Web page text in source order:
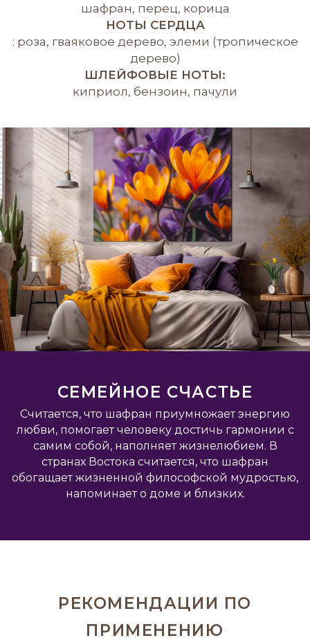
шафран, перец, корица
НОТЫ СЕРДЦА
: роза, гваяковое дерево, элеми (тропическое
дерево)
ШЛЕЙФОВЫЕ НОТЫ:
киприол, бензоин, пачули
СЕМЕЙНОЕ СЧАСТЬЕ
Считается, что шафран приумножает энергию
любви, помогает человеку достичь гармонии с
самим собой, наполняет жизнелюбием. В
странах Востока считается, что шафран
обогащает жизненной философской мудростью,
напоминает о доме и близких.
РЕКОМЕНДАЦИИ ПО
ПРИМЕНЕНИЮ